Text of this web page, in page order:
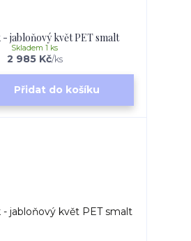
jabloňový květ PET smalt
2 985 Kč/ks
Skladem 1 ks
Přidat do košíku